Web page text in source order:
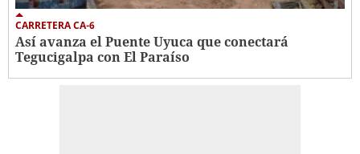
CARRETERA CA-6
Así avanza el Puente Uyuca que conectará
Tegucigalpa con El Paraíso